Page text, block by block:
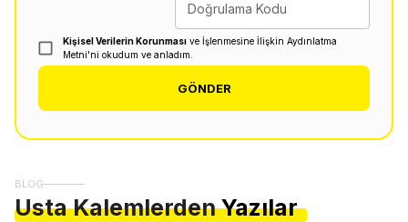
Doğrulama Kodu
Kişisel Verilerin Korunması ve İşlenmesine İlişkin Aydınlatma
Metni'ni okudum ve anladım.
GÖNDER
BLOG
Usta Kalemlerden Yazılar